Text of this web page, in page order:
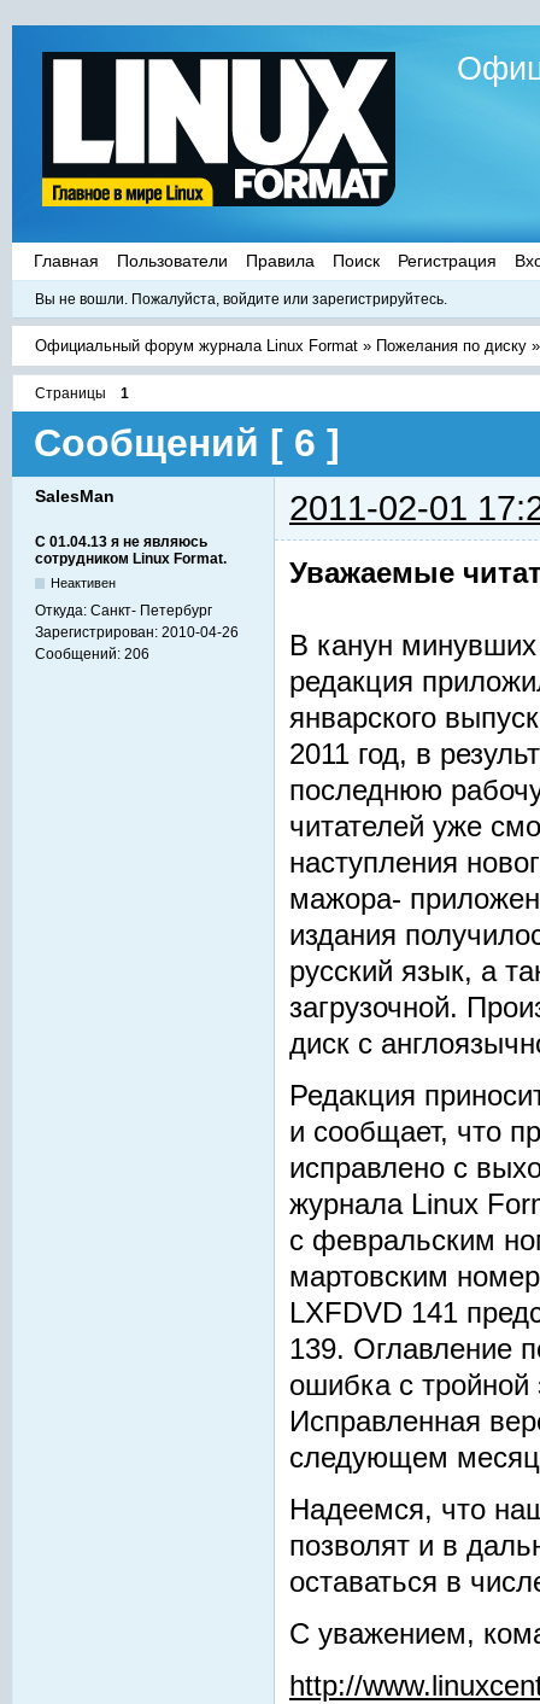
Главная Пользователи Правила Поиск Регистрация
Вы не вошли. Пожалуйста, войдите или зарегистрируйтесь.
Официальный форум журнала Linux Format » Пожелания по диску
Страницы 1
Сообщений [ 6 ]
SalesMan 2011-02-01
С 01.04.13 я не являюсь
сотрудником Linux Format.
Неактивен
Откуда: Санкт- Петербург
Зарегистрирован: 2010-04-26
Сообщений: 206
Уважаемые
В канун
редакция
январского
2011 год, в
последнюю
читателей уже
наступления
мажора-
издания
русский язык, а
загрузочной.
диск с
Редакция
и сообщает, что
исправлено с
журнала Linux
с февральским
мартовским
LXFDVD 141
139. Оглавление
ошибка с тройной
Исправленная
следующем
Надеемся, что
позволят и в
оставаться в
С уважением,
http://